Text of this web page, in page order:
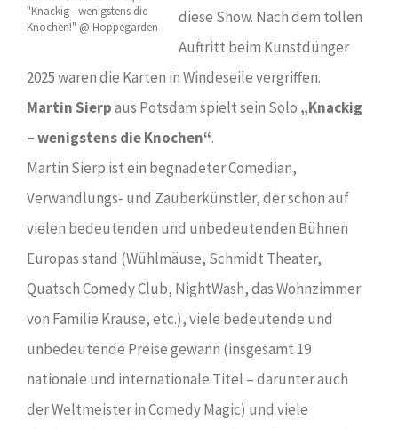
diese Show. Nach dem tollen
Auftritt beim Kunstdünger
2025 waren die Karten in Windeseile vergriffen.
Martin Sierpaus Potsdam spielt sein Solo „Knackig
– wenigstens die Knochen“.
Martin Sierp ist ein begnadeter Comedian,
Verwandlungs- und Zauberkünstler, der schon auf
vielen bedeutenden und unbedeutenden Bühnen
Europas stand (Wühlmäuse, Schmidt Theater,
Quatsch Comedy Club, NightWash, das Wohnzimmer
von Familie Krause, etc.), viele bedeutende und
unbedeutende Preise gewann (insgesamt 19
nationale und internationale Titel – darunter auch
der Weltmeister in Comedy Magic) und viele